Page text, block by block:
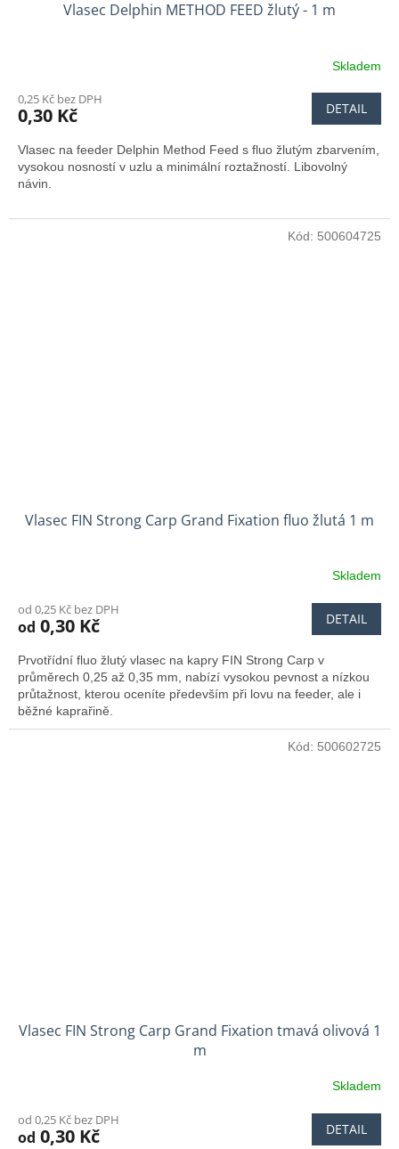
Vlasec Delphin METHOD FEED žlutý - 1 m
Skladem
0,25 Kč bez DPH
0,30 Kč DETAIL
Vlasec na feeder Delphin Method Feed s fluo žlutým zbarvením,
vysokou nosností v uzlu a minimální roztažností. Libovolný
návin.
Vlasec FIN Strong Carp Grand Fixation fluo žlutá 1 m
Skladem
od 0,25 Kč bez DPH
od 0,30 Kč DETAIL
Prvotřídní fluo žlutý vlasec na kapry FIN Strong Carp v
průměrech 0,25 až 0,35 mm, nabízí vysokou pevnost a nízkou
průtažnost, kterou oceníte především při lovu na feeder, ale i
běžné kaprařině.
Kód: 500604725
Vlasec FIN Strong Carp Grand Fixation tmavá olivová 1
m
Skladem
od 0,25 Kč bez DPH
od 0,30 Kč DETAIL
Kód: 500602725